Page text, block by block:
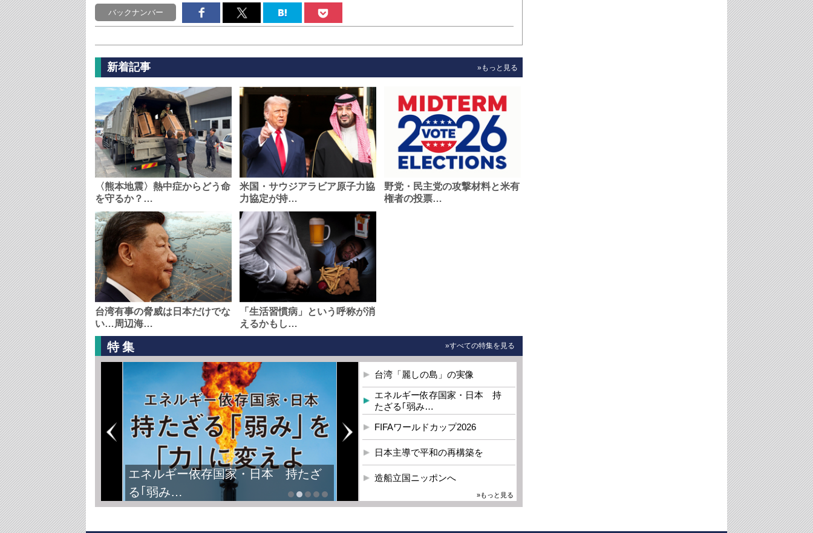
バックナンバー
新着記事 »もっと見る
〈熊本地震〉熱中症からどう命
を守るか？…
米国・サウジアラビア原子力協
力協定が持…
野党・民主党の攻撃材料と米有
権者の投票…
台湾有事の脅威は日本だけでな
い…周辺海…
「生活習慣病」という呼称が消
えるかもし…
特集 »すべての特集を見る
エネルギー依存国家・日本 持たざ
る｢弱み…
台湾「麗しの島」の実像
エネルギー依存国家・日本 持
たざる｢弱み…
FIFAワールドカップ2026
日本主導で平和の再構築を
造船立国ニッポンへ
»もっと見る